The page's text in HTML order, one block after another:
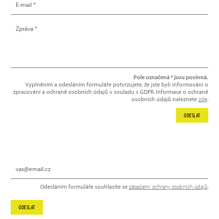
Odesláním formuláře souhlasíte se zásadami ochrany osobních údajů.
ODESLAT
Pole označená * jsou povinná.
Vyplněním a odesláním formuláře potvrzujete, že jste byli informováni o
zpracování a ochraně osobních údajů v souladu s GDPR. Informace o ochraně
osobních údajů naleznete zde.
ODESLAT